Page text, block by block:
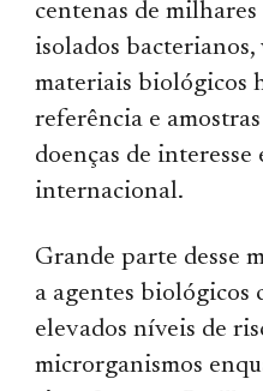
centenas de
isolados
materiais biológicos
referência e
doenças de
internacional.
Grande parte desse
a agentes biológicos
elevados níveis de
microrganismos